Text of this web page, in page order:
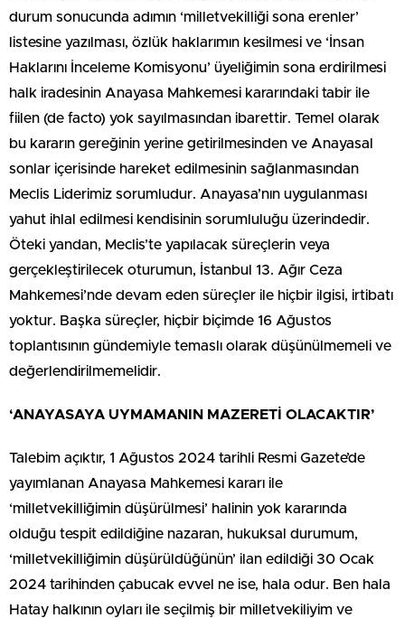
durum sonucunda adımın ‘milletvekilliği sona erenler’
listesine yazılması, özlük haklarımın kesilmesi ve ‘İnsan
Haklarını İnceleme Komisyonu’ üyeliğimin sona erdirilmesi
halk iradesinin Anayasa Mahkemesi kararındaki tabir ile
fiilen (de facto) yok sayılmasından ibarettir. Temel olarak
bu kararın gereğinin yerine getirilmesinden ve Anayasal
sonlar içerisinde hareket edilmesinin sağlanmasından
Meclis Liderimiz sorumludur. Anayasa’nın uygulanması
yahut ihlal edilmesi kendisinin sorumluluğu üzerindedir.
Öteki yandan, Meclis’te yapılacak süreçlerin veya
gerçekleştirilecek oturumun, İstanbul 13. Ağır Ceza
Mahkemesi’nde devam eden süreçler ile hiçbir ilgisi, irtibatı
yoktur. Başka süreçler, hiçbir biçimde 16 Ağustos
toplantısının gündemiyle temaslı olarak düşünülmemeli ve
değerlendirilmemelidir.
‘ANAYASAYA UYMAMANIN MAZERETİ OLACAKTIR’
Talebim açıktır, 1 Ağustos 2024 tarihli Resmi Gazete’de
yayımlanan Anayasa Mahkemesi kararı ile
‘milletvekilliğimin düşürülmesi’ halinin yok kararında
olduğu tespit edildiğine nazaran, hukuksal durumum,
‘milletvekilliğimin düşürüldüğünün’ ilan edildiği 30 Ocak
2024 tarihinden çabucak evvel ne ise, hala odur. Ben hala
Hatay halkının oyları ile seçilmiş bir milletvekiliyim ve